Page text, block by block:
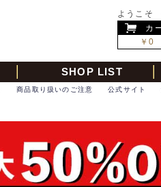
ようこ
カ
￥0
SHOP LIST
公式サイト
商品取り扱いのご注意